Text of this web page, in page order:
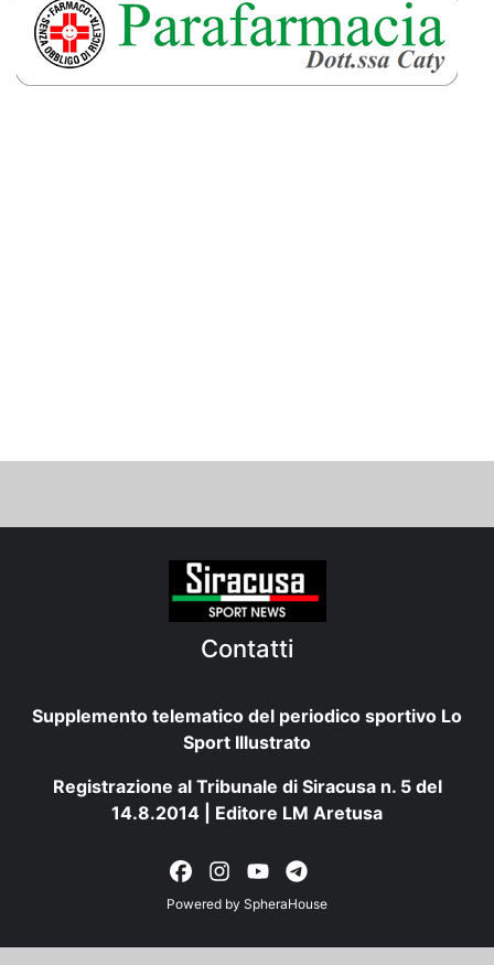
Contatti
Supplemento telematico del periodico sportivo Lo
Sport Illustrato
Registrazione al Tribunale di Siracusa n. 5 del
14.8.2014 | Editore LM Aretusa
Powered by SpheraHouse